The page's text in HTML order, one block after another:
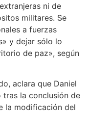
ni de
militares. Se
a fuerzas
y dejar sólo lo
de paz», según
aclara que Daniel
la conclusión de
la modificación del